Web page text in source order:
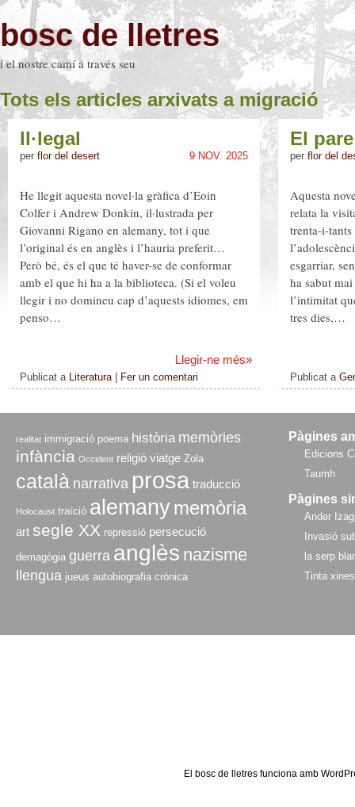
bosc de lletres
i el nostre camí a través seu
Tots els articles arxivats a migració
Il·legal
per flor del desert 9 NOV. 2025
He llegit aquesta novel·la gràfica d’Eoin
Colfer i Andrew Donkin, il·lustrada per
Giovanni Rigano en alemany, tot i que
l’original és en anglès i l’hauria preferit…
Però bé, és el que té haver-se de conformar
amb el que hi ha a la biblioteca. (Si el voleu
llegir i no domineu cap d’aquests idiomes, em
penso…
Llegir-ne més»
Publicat a Literatura| Fer un comentari
El
per flor del
Aquesta
relata la
trenta-i-
esgarriar,
ha sabut
l’intimitat
tres dies,…
Publicat a
realitat immigració poema història memòries
infància Occident religió viatge Zola
català narrativa prosa traducció
Holocaust traïció alemanymemòria
art segle XX repressió persecució
demagògia guerra anglès nazisme
llengua jueus autobiografia crònica
Pàgines
Edicions
Taumh
Pàgines
Ander
Invasió
la serp
Tinta
El bosc de lletres funciona amb